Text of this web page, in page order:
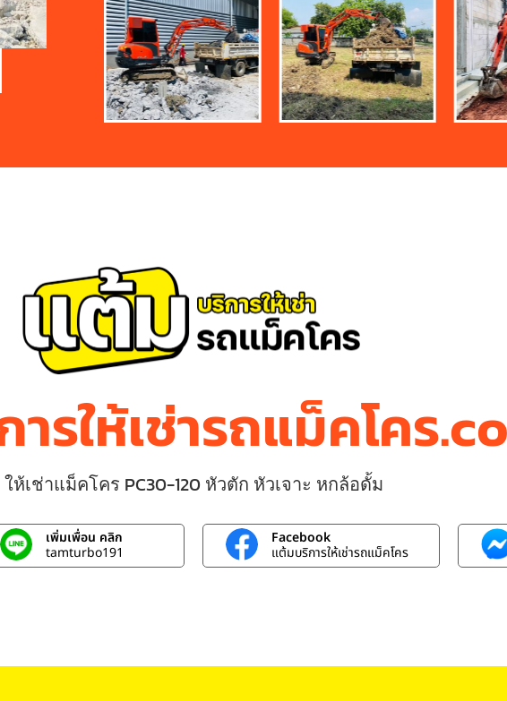
รให้เช่ารถแม็คโคร
ให้เช่าแม็คโคร PC30-120 หัวตัก หัวเจาะ หกล้อดั้ม
เพิ่มเพื่อน คลิก
tamturbo191
Facebook
แต้มบริการให้เช่ารถแม็คโคร